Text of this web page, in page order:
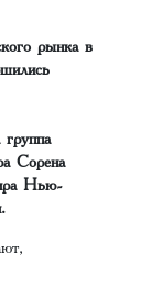
рынка в
Сорена
Нью-